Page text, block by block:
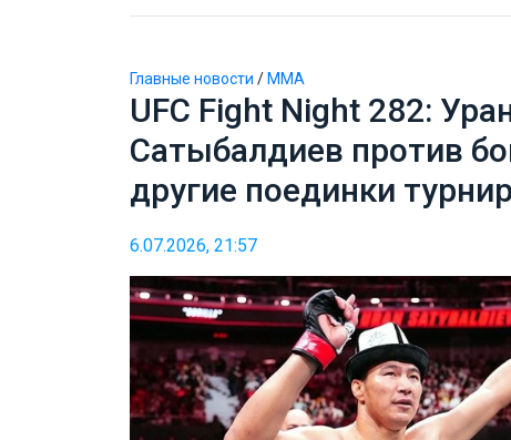
Главные новости / ММА
UFC Fight Night 282:
Сатыбалдиев против
другие поединки
6.07.2026, 21:57